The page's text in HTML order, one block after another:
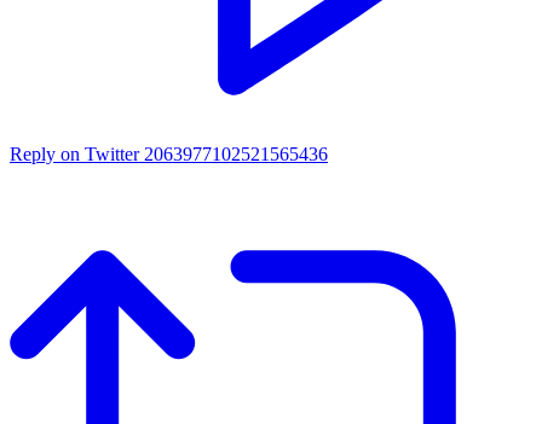
Reply on Twitter 2063977102521565436